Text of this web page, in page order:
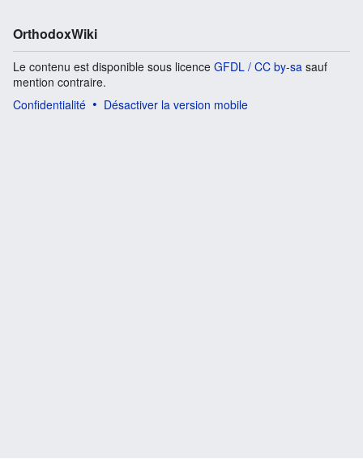
OrthodoxWiki
Le contenu est disponible sous licence GFDL / CC by-sa sauf
mention contraire.
Confidentialité
Désactiver la version mobile